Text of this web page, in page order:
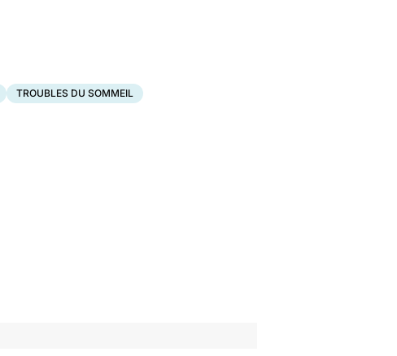
TROUBLES DU SOMMEIL